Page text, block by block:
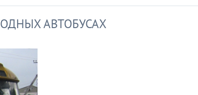
АВТОБУСАХ